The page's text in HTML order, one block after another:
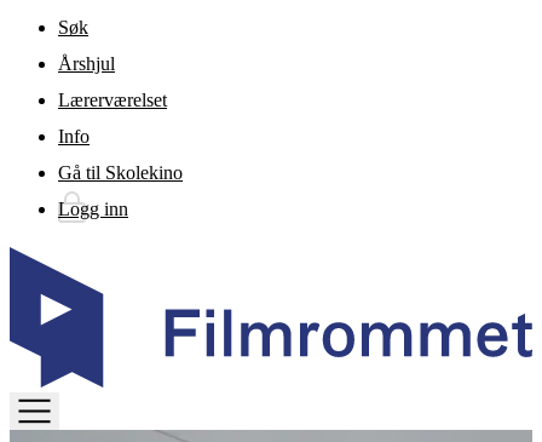
Gå til hovedinnhold
Søk
Årshjul
Lærerværelset
Info
Gå til Skolekino
Logg inn